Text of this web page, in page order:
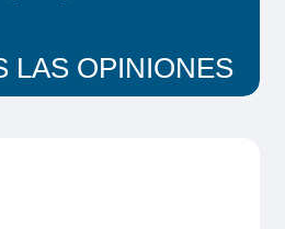
LAS OPINIONES